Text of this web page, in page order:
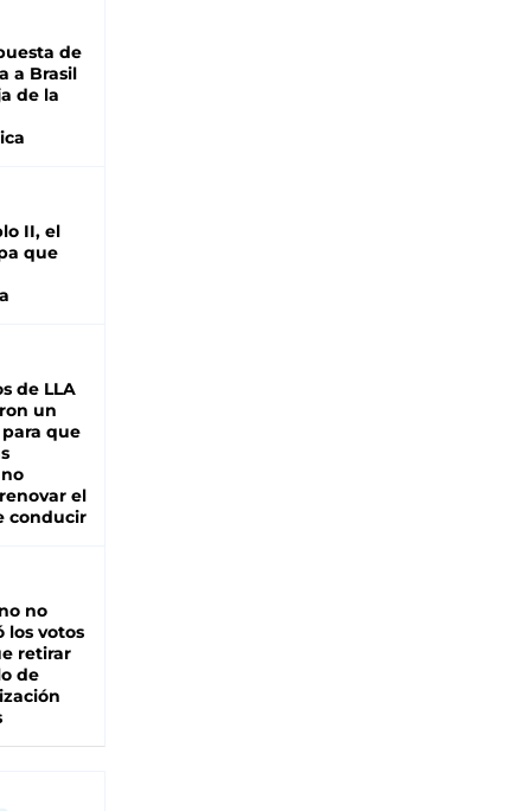
de
a Brasil
de la
II, el
que
de LLA
un
que
el
conducir
no
los votos
retirar
de